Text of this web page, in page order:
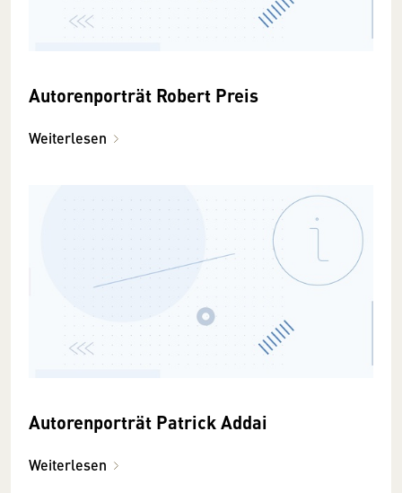
Autorenporträt Robert Preis
Weiterlesen
Autorenporträt Patrick Addai
Weiterlesen